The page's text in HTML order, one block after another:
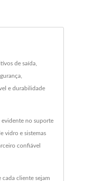
de saída,
e durabilidade
evidente no suporte
vidro e sistemas
confiável
cliente sejam